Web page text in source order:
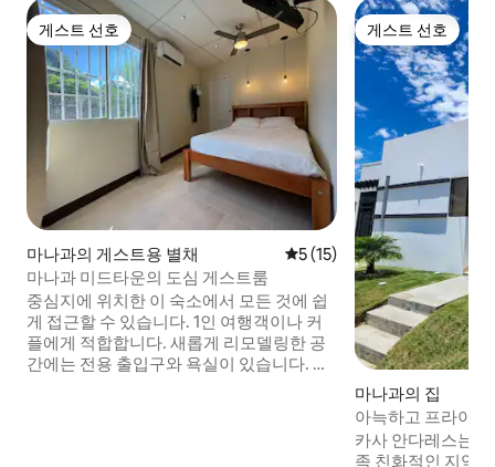
게스트 선호
게스트 선호
마나과의 게스트용 별채 평점 5점(5점 만점), 후기 15
5 (15)
마나과 미드타운의 도심 게스트룸
중심지에 위치한 이 숙소에서 모든 것에 쉽
게 접근할 수 있습니다. 1인 여행객이나 커
플에게 적합합니다. 새롭게 리모델링한 공
간에는 전용 출입구와 욕실이 있습니다. 커
게스트 선호
게스트 선호
마나과의 집
아늑하고 프라이
침실 2개 | 보안
카사 안다레스는
족 친화적인 지역